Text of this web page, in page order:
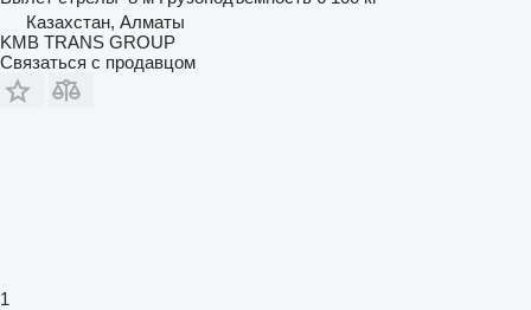
Казахстан, Алматы
KMB TRANS GROUP
Связаться с продавцом
1